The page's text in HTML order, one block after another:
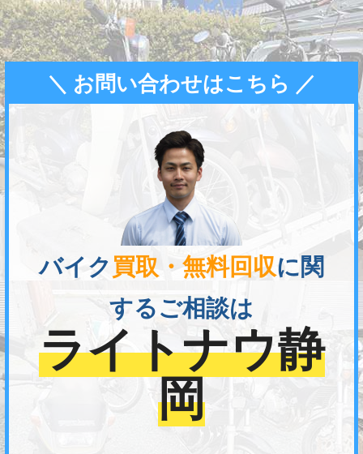
＼ お問い合わせはこちら ／
バイク 買取・無料回収に関
するご相談は
ライトナウ静
岡